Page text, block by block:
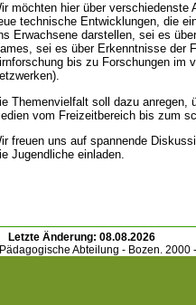
möchten hier über verschiedenste
technische Entwicklungen, die
Erwachsene darstellen, sei es
sei es über Erkenntnisse der
bis zu Forschungen im
Themenvielfalt soll dazu anregen,
vom Freizeitbereich bis zum
freuen uns auf spannende
Jugendliche einladen.
Letzte Änderung: 08.08.2026
Abteilung - Bozen. 2000